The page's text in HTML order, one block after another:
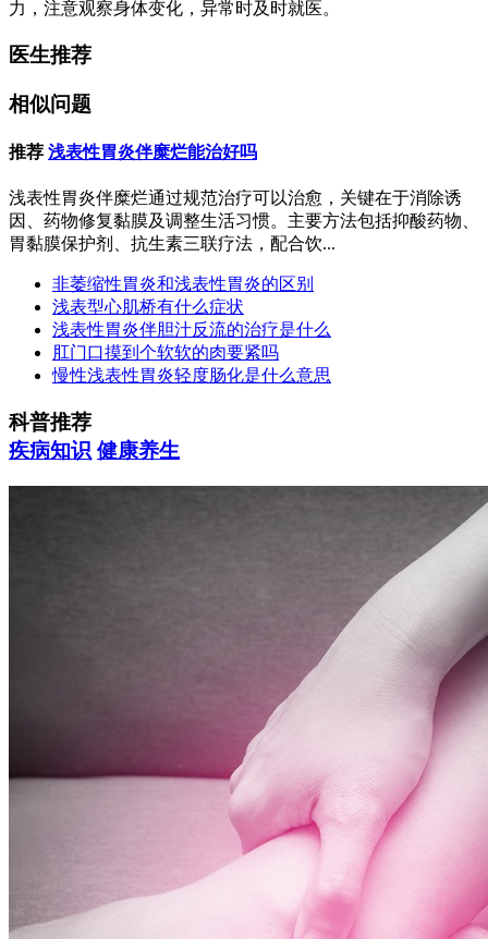
力，注意观察身体变化，异常时及时就医。
医生推荐
相似问题
推荐 浅表性胃炎伴糜烂能治好吗
浅表性胃炎伴糜烂通过规范治疗可以治愈，关键在于消除诱
因、药物修复黏膜及调整生活习惯。主要方法包括抑酸药物、
胃黏膜保护剂、抗生素三联疗法，配合饮...
非萎缩性胃炎和浅表性胃炎的区别
浅表型心肌桥有什么症状
浅表性胃炎伴胆汁反流的治疗是什么
肛门口摸到个软软的肉要紧吗
慢性浅表性胃炎轻度肠化是什么意思
科普推荐
疾病知识 健康养生